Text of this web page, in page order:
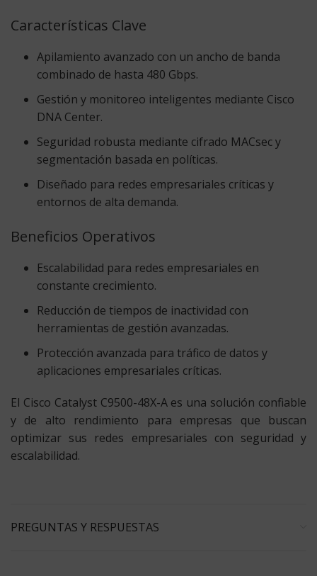
Características Clave
Apilamiento avanzado con un ancho de banda
combinado de hasta 480 Gbps.
Gestión y monitoreo inteligentes mediante Cisco
DNA Center.
Seguridad robusta mediante cifrado MACsec y
segmentación basada en políticas.
Diseñado para redes empresariales críticas y
entornos de alta demanda.
Beneficios Operativos
Escalabilidad para redes empresariales en
constante crecimiento.
Reducción de tiempos de inactividad con
herramientas de gestión avanzadas.
Protección avanzada para tráfico de datos y
aplicaciones empresariales críticas.
El Cisco Catalyst C9500-48X-A es una solución confiable
y de alto rendimiento para empresas que buscan
optimizar sus redes empresariales con seguridad y
escalabilidad.
PREGUNTAS Y RESPUESTAS